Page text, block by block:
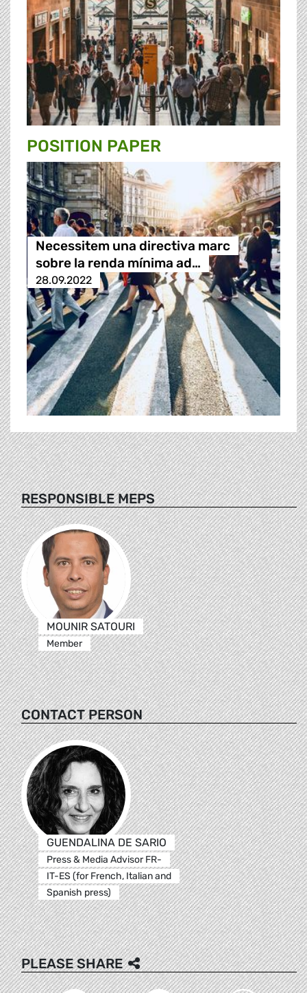
POSITION PAPER
Necessitem una directiva marc
sobre la renda mínima ad…
28.09.2022
RESPONSIBLE MEPS
MOUNIR SATOURI
Member
CONTACT PERSON
GUENDALINA DE SARIO
Press & Media Advisor FR-
IT-ES (for French, Italian and
Spanish press)
PLEASE SHARE